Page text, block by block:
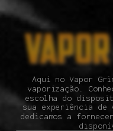
Aqui no Vapor
vaporização.
escolha do
sua experiência
dedicamos a